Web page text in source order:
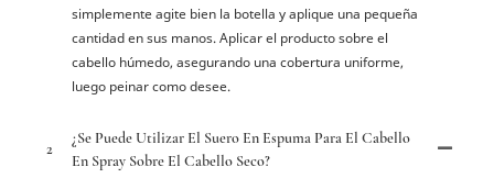
simplemente agite bien la botella y aplique una pequeña
cantidad en sus manos. Aplicar el producto sobre el
cabello húmedo, asegurando una cobertura uniforme,
luego peinar como desee.
2
¿Se Puede Utilizar El Suero En Espuma Para El Cabello
En Spray Sobre El Cabello Seco?